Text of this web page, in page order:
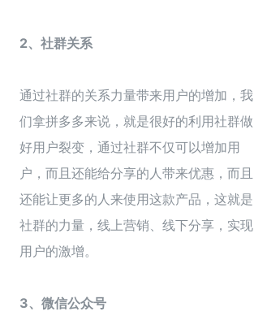
2、社群关系
通过社群的关系力量带来用户的增加，我
们拿拼多多来说，就是很好的利用社群做
好用户裂变，通过社群不仅可以增加用
户，而且还能给分享的人带来优惠，而且
还能让更多的人来使用这款产品，这就是
社群的力量，线上营销、线下分享，实现
用户的激增。
3、微信公众号